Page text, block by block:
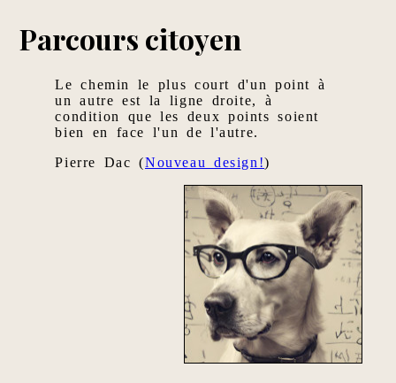
Parcours citoyen
Le chemin le plus court d'un point à
un autre est la ligne droite, à
condition que les deux points soient
bien en face l'un de l'autre.
Pierre Dac (Nouveau design!)